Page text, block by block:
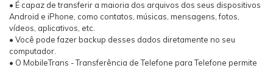
• É capaz de transferir a maioria dos arquivos dos seus dispositivos
Android e iPhone, como contatos, músicas, mensagens, fotos,
vídeos, aplicativos, etc.
• Você pode fazer backup desses dados diretamente no seu
computador.
• O MobileTrans - Transferência de Telefone para Telefone permite